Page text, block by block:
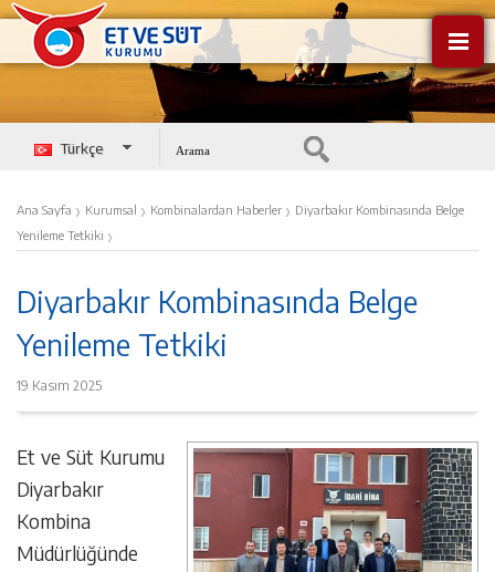
Türkçe
Ana Sayfa › Kurumsal › Kombinalardan Haberler › Diyarbakır Kombinasında Belge
Yenileme Tetkiki ›
Diyarbakır Kombinasında Belge
Yenileme Tetkiki
19 Kasım 2025
Et ve Süt Kurumu
Diyarbakır
Kombina
Müdürlüğünde